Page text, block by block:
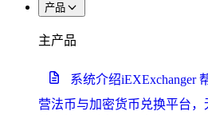
产品
主产品
系统介绍iEXExchanger
营法币与加密货币兑换平台